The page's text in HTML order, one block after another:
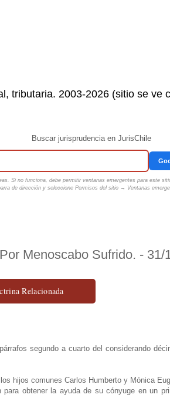
tributaria. 2003-2026 (sitio se ve
Buscar jurisprudencia en JurisChile
Si no funciona, debe permitir ventanas emergentes para este
de dirección y seleccione Permisos del sitio → Ventanas
Menoscabo Sufrido. - 31/
Relacionada
segundo a cuarto del considerando
hijos comunes Carlos Humberto y Mónica
obtener la ayuda de su cónyuge en un